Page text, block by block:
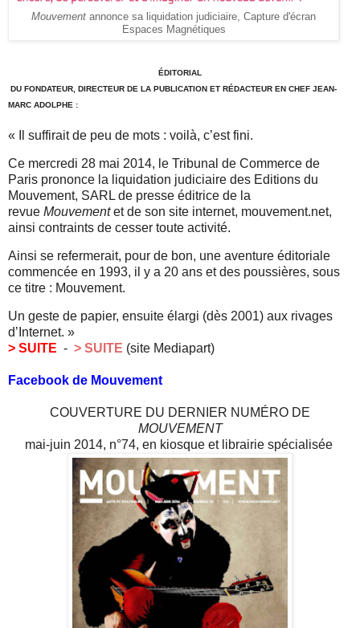
Mouvement annonce sa liquidation judiciaire, Capture d'écran
Espaces Magnétiques
ÉDITORIAL
DU FONDATEUR, DIRECTEUR DE LA PUBLICATION ET RÉDACTEUR EN CHEF JEAN-
MARC ADOLPHE :
« Il suffirait de peu de mots : voilà, c’est fini.
Ce mercredi 28 mai 2014, le Tribunal de Commerce de
Paris prononce la liquidation judiciaire des Editions du
Mouvement, SARL de presse éditrice de la
revue Mouvementet de son site internet, mouvement.net,
ainsi contraints de cesser toute activité.
Ainsi se refermerait, pour de bon, une aventure éditoriale
commencée en 1993, il y a 20 ans et des poussières, sous
ce titre : Mouvement.
Un geste de papier, ensuite élargi (dès 2001) aux rivages
d’Internet. »
> SUITE - > SUITE (site Mediapart)
Facebook de Mouvement
COUVERTURE DU DERNIER NUMÉRO DE
MOUVEMENT
mai-juin 2014, n°74, en kiosque et librairie spécialisée